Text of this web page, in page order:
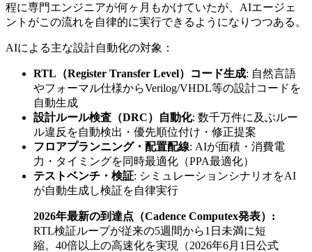
程に専門エンジニアが何ヶ月もかけていたが、AIエージェ
ントがこの流れを自律的に実行できるようになりつつある。
AIによる主な設計自動化の対象：
RTL（Register Transfer Level）コード生成: 自然言語
やフォーマル仕様からVerilog/VHDL等の設計コードを
自動生成
設計ルール検査（DRC）自動化: 数千万件に及ぶルー
ル違反を自動検出・優先順位付け・修正提案
フロアプランニング・配置配線: AIが面積・消費電
力・タイミングを同時最適化（PPA最適化）
テストベンチ・検証: シミュレーションシナリオをAI
が自動生成し検証を自律実行
2026年最新の到達点（Cadence Computex発表）:
RTL検証ループが従来の5週間から1日未満に短
縮。40倍以上の高速化を実現（2026年6月1日公式